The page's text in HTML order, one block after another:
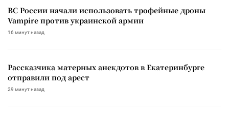
ВС России начали использовать трофейные дроны
Vampire против украинской армии
16 минут назад
Рассказчика матерных анекдотов в Екатеринбурге
отправили под арест
29 минут назад